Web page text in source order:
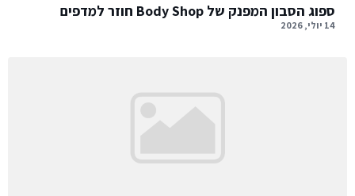
ספוג הסבון המפנק של Body Shop חוזר למדפים
14 יולי, 2026